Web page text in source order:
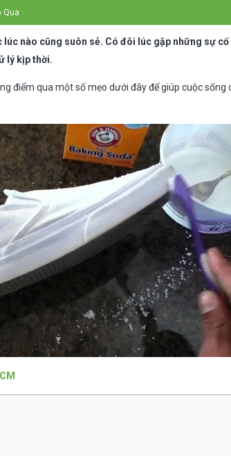
Qua
nào cũng suôn sẻ. Có đôi lúc gặp những sự cố
lý kịp thời.
điểm qua một số mẹo dưới đây để giúp cuộc sống